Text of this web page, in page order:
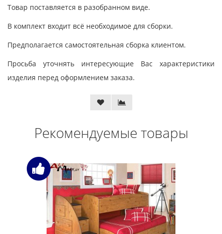
Товар поставляется в разобранном виде.
В комплект входит всё необходимое для сборки.
Предполагается самостоятельная сборка клиентом.
Просьба уточнять интересующие Вас характеристики
изделия перед оформлением заказа.
Рекомендуемые товары